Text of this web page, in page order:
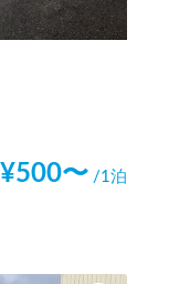
¥500〜 /1泊